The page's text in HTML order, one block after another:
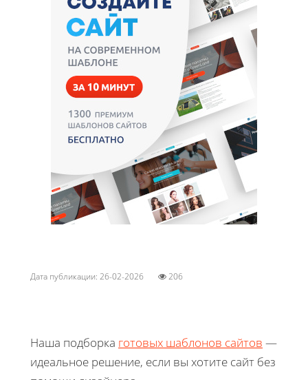
Дата публикации: 26-02-2026 206
Наша подборка готовых шаблонов сайтов —
идеальное решение, если вы хотите сайт без